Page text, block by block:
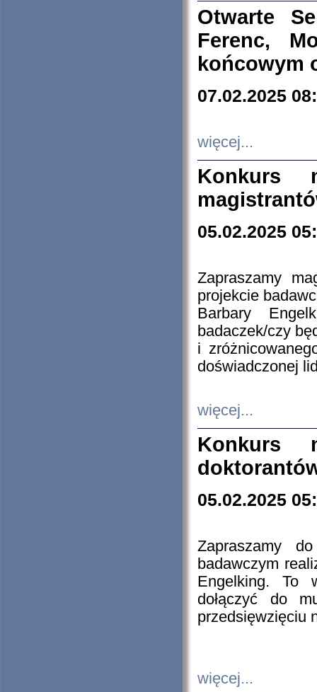
Otwarte
Ferenc,
końcowym
07.02.2025
więcej...
Konkurs
05.02.2025
Zapraszamy
projekcie
Barbary
badaczek/czy
i
doświadczonej
więcej...
Konkurs
05.02.2025
Zapraszamy
badawczym
Engelking. To
dołączyć do
przedsięwzięciu
więcej...